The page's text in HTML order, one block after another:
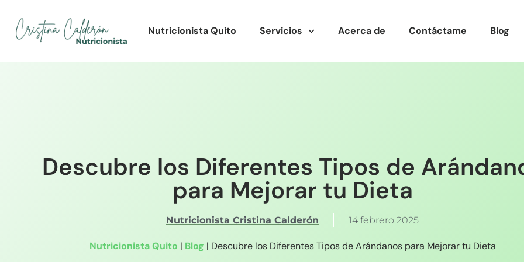
Nutricionista Quito Servicios Acerca de Contáctame Blog
Descubre los Diferentes Tipos de
para Mejorar tu Dieta
Nutricionista Cristina Calderón 14 febrero 2025
Nutricionista Quito | Blog | Descubre los Diferentes Tipos de Arándanos para Mejorar tu Dieta